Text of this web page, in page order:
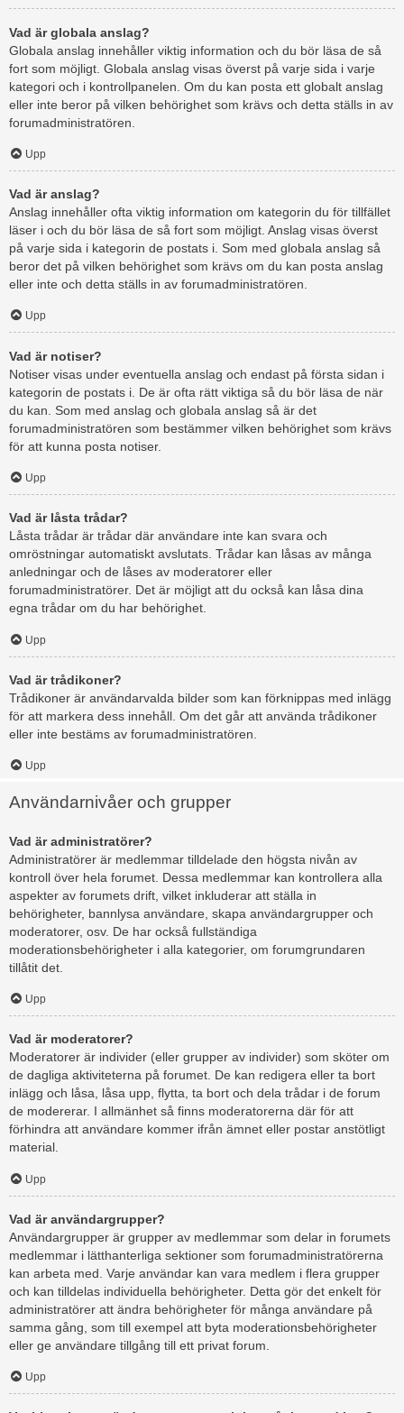
Vad är globala anslag?
Globala anslag innehåller viktig information och du bör läsa de så
fort som möjligt. Globala anslag visas överst på varje sida i varje
kategori och i kontrollpanelen. Om du kan posta ett globalt anslag
eller inte beror på vilken behörighet som krävs och detta ställs in av
forumadministratören.
Upp
Vad är anslag?
Anslag innehåller ofta viktig information om kategorin du för tillfället
läser i och du bör läsa de så fort som möjligt. Anslag visas överst
på varje sida i kategorin de postats i. Som med globala anslag så
beror det på vilken behörighet som krävs om du kan posta anslag
eller inte och detta ställs in av forumadministratören.
Upp
Vad är notiser?
Notiser visas under eventuella anslag och endast på första sidan i
kategorin de postats i. De är ofta rätt viktiga så du bör läsa de när
du kan. Som med anslag och globala anslag så är det
forumadministratören som bestämmer vilken behörighet som krävs
för att kunna posta notiser.
Upp
Vad är låsta trådar?
Låsta trådar är trådar där användare inte kan svara och
omröstningar automatiskt avslutats. Trådar kan låsas av många
anledningar och de låses av moderatorer eller
forumadministratörer. Det är möjligt att du också kan låsa dina
egna trådar om du har behörighet.
Upp
Vad är trådikoner?
Trådikoner är användarvalda bilder som kan förknippas med inlägg
för att markera dess innehåll. Om det går att använda trådikoner
eller inte bestäms av forumadministratören.
Upp
Användarnivåer och grupper
Vad är administratörer?
Administratörer är medlemmar tilldelade den högsta nivån av
kontroll över hela forumet. Dessa medlemmar kan kontrollera alla
aspekter av forumets drift, vilket inkluderar att ställa in
behörigheter, bannlysa användare, skapa användargrupper och
moderatorer, osv. De har också fullständiga
moderationsbehörigheter i alla kategorier, om forumgrundaren
tillåtit det.
Upp
Vad är moderatorer?
Moderatorer är individer (eller grupper av individer) som sköter om
de dagliga aktiviteterna på forumet. De kan redigera eller ta bort
inlägg och låsa, låsa upp, flytta, ta bort och dela trådar i de forum
de modererar. I allmänhet så finns moderatorerna där för att
förhindra att användare kommer ifrån ämnet eller postar anstötligt
material.
Upp
Vad är användargrupper?
Användargrupper är grupper av medlemmar som delar in forumets
medlemmar i lätthanterliga sektioner som forumadministratörerna
kan arbeta med. Varje användar kan vara medlem i flera grupper
och kan tilldelas individuella behörigheter. Detta gör det enkelt för
administratörer att ändra behörigheter för många användare på
samma gång, som till exempel att byta moderationsbehörigheter
eller ge användare tillgång till ett privat forum.
Upp